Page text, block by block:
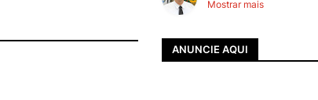
Mostrar mais
ANUNCIE AQUI